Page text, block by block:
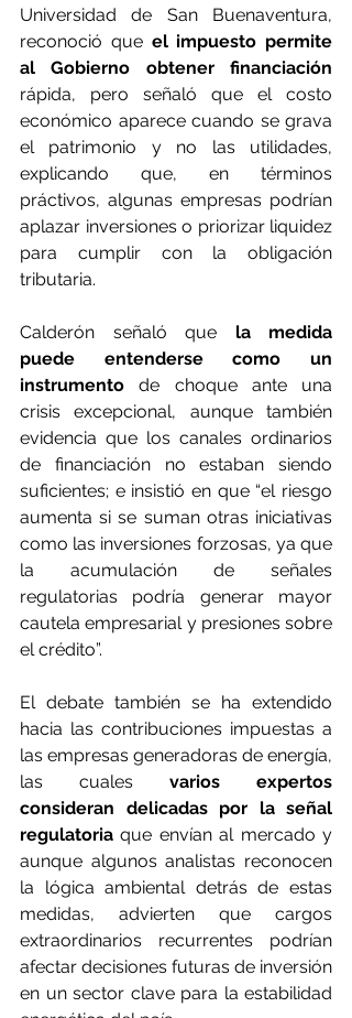
Universidad de San Buenaventura,
reconoció que el impuesto permite
al Gobierno obtener financiación
rápida, pero señaló que el costo
económico aparece cuando se grava
el patrimonio y no las utilidades,
explicando que, en términos
práctivos, algunas empresas podrían
aplazar inversiones o priorizar liquidez
para cumplir con la obligación
tributaria.
Calderón señaló que la medida
puede entenderse como un
instrumento de choque ante una
crisis excepcional, aunque también
evidencia que los canales ordinarios
de financiación no estaban siendo
suficientes; e insistió en que “el riesgo
aumenta si se suman otras iniciativas
como las inversiones forzosas, ya que
la acumulación de señales
regulatorias podría generar mayor
cautela empresarial y presiones sobre
el crédito”.
El debate también se ha extendido
hacia las contribuciones impuestas a
las empresas generadoras de energía,
las cuales varios expertos
consideran delicadas por la señal
regulatoria que envían al mercado y
aunque algunos analistas reconocen
la lógica ambiental detrás de estas
medidas, advierten que cargos
extraordinarios recurrentes podrían
afectar decisiones futuras de inversión
en un sector clave para la estabilidad